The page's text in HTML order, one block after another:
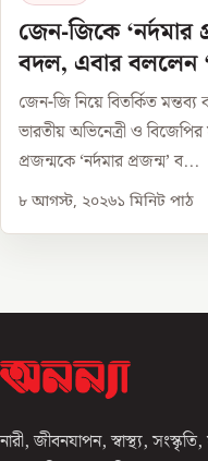
জেন-জিকে ‘নর্দমার
বদল, এবার বললেন
জেন-জি নিয়ে বিতর্কিত
ভারতীয় অভিনেত্রী ও
প্রজন্মকে ‘নর্দমার প্রজন্ম’ ব...
৮ আগস্ট, ২০২৬১ মিনিট পাঠ
নারী, জীবনযাপন, স্বাস্থ্য,